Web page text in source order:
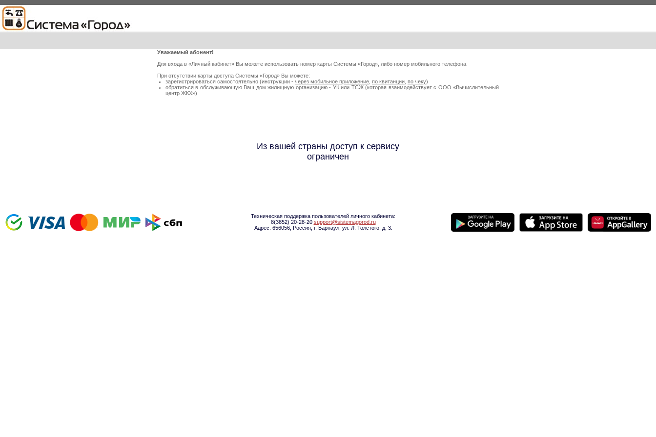
Уважаемый абонент!
Для входа в «Личный кабинет» Вы можете использовать номер карты Системы «Город», либо номер мобильного телефона.
При отсутствии карты доступа Системы «Город» Вы можете:
зарегистрироваться самостоятельно (инструкции - через мобильное приложение по квитанции по чеку)
обратиться в обслуживающую Ваш дом жилищную организацию - УК или ТСЖ (которая взаимодействует с ООО «Вычислительный
центр ЖКХ»)
Из вашей страны доступ к сервису
ограничен
Техническая поддержка пользователей личного кабинета:
8(3852) 20-28-20 support@sistemagorod.ru
Адрес: 656056, Россия, г. Барнаул, ул. Л. Толстого, д. 3.